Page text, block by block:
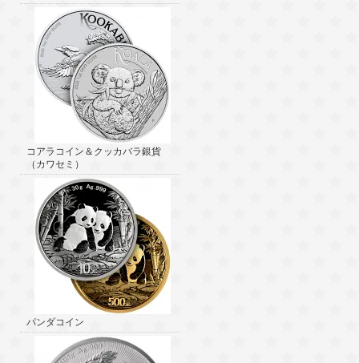
コアラコイン＆クッカバラ銀貨
（カワセミ）
パンダコイン